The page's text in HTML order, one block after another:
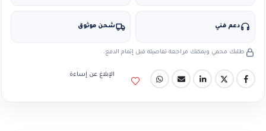
دعم فني شحن موثوق
طلبك محمي ويمكنك مراجعة تفاصيله قبل إتمام الدفع.
الإبلاغ عن إساءة